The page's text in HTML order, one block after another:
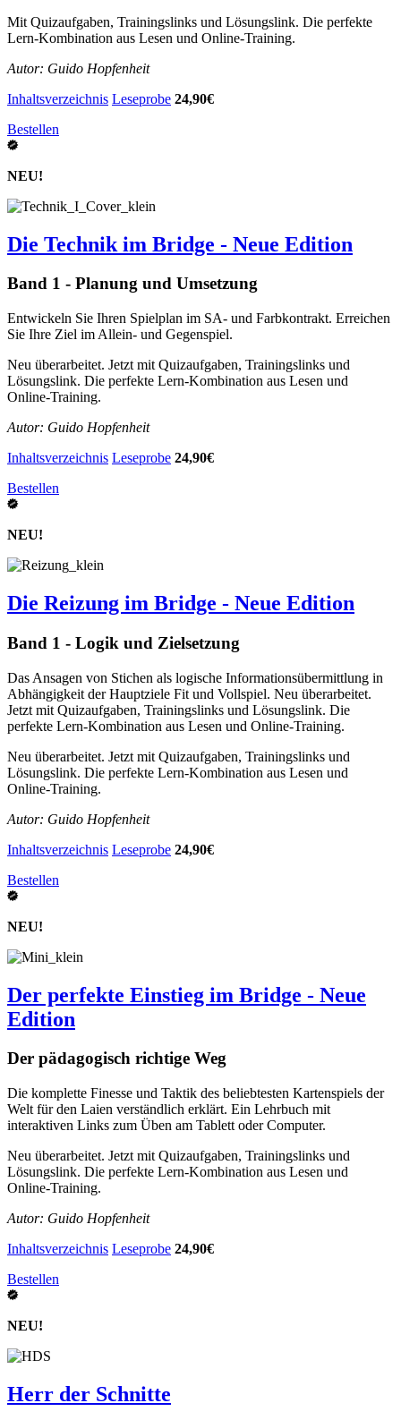
Mit Quizaufgaben, Trainingslinks und Lösungslink. Die perfekte
Lern-Kombination aus Lesen und Online-Training.
Autor: Guido Hopfenheit
Inhaltsverzeichnis Leseprobe 24,90€
Bestellen
NEU!
Die Technik im Bridge - Neue Edition
Band 1 - Planung und Umsetzung
Entwickeln Sie Ihren Spielplan im SA- und Farbkontrakt. Erreichen
Sie Ihre Ziel im Allein- und Gegenspiel.
Neu überarbeitet. Jetzt mit Quizaufgaben, Trainingslinks und
Lösungslink. Die perfekte Lern-Kombination aus Lesen und
Online-Training.
Autor: Guido Hopfenheit
Inhaltsverzeichnis Leseprobe 24,90€
Bestellen
NEU!
Die Reizung im Bridge - Neue Edition
Band 1 - Logik und Zielsetzung
Das Ansagen von Stichen als logische Informationsübermittlung in
Abhängigkeit der Hauptziele Fit und Vollspiel. Neu überarbeitet.
Jetzt mit Quizaufgaben, Trainingslinks und Lösungslink. Die
perfekte Lern-Kombination aus Lesen und Online-Training.
Neu überarbeitet. Jetzt mit Quizaufgaben, Trainingslinks und
Lösungslink. Die perfekte Lern-Kombination aus Lesen und
Online-Training.
Autor: Guido Hopfenheit
Inhaltsverzeichnis Leseprobe 24,90€
Bestellen
NEU!
Der perfekte Einstieg im Bridge - Neue
Edition
Der pädagogisch richtige Weg
Die komplette Finesse und Taktik des beliebtesten Kartenspiels der
Welt für den Laien verständlich erklärt. Ein Lehrbuch mit
interaktiven Links zum Üben am Tablett oder Computer.
Neu überarbeitet. Jetzt mit Quizaufgaben, Trainingslinks und
Lösungslink. Die perfekte Lern-Kombination aus Lesen und
Online-Training.
Autor: Guido Hopfenheit
Inhaltsverzeichnis Leseprobe 24,90€
Bestellen
NEU!
Herr der Schnitte